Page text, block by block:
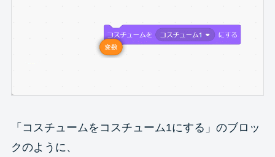
「コスチュームをコスチューム1にする」のブロッ
クのように、